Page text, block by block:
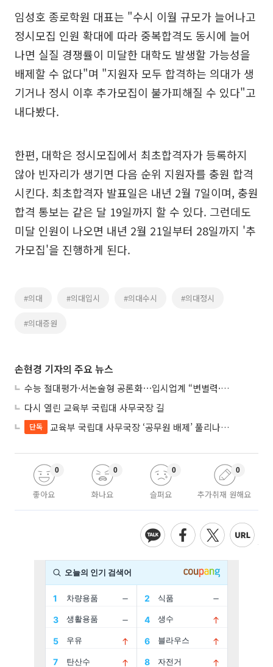
임성호 종로학원 대표는 "수시 이월 규모가 늘어나고
정시모집 인원 확대에 따라 중복합격도 동시에 늘어
나면 실질 경쟁률이 미달한 대학도 발생할 가능성을
배제할 수 없다"며 "지원자 모두 합격하는 의대가 생
기거나 정시 이후 추가모집이 불가피해질 수 있다"고
내다봤다.
한편, 대학은 정시모집에서 최초합격자가 등록하지
않아 빈자리가 생기면 다음 순위 지원자를 충원 합격
시킨다. 최초합격자 발표일은 내년 2월 7일이며, 충원
합격 통보는 같은 달 19일까지 할 수 있다. 그런데도
미달 인원이 나오면 내년 2월 21일부터 28일까지 '추
가모집'을 진행하게 된다.
#의대 #의대입시 #의대수시 #의대정시
#의대증원
손현경 기자의 주요 뉴스
수능 절대평가·서논술형 공론화⋯입시업계 “변별력·사교육 대책 먼저”
다시 열린 교육부 국립대 사무국장 길
단독 교육부 국립대 사무국장 ‘공무원 배제’ 풀리나…응시자격 다시 열렸다
좋아요
0
화나요
0
슬퍼요
0
추가취재 원해요
0